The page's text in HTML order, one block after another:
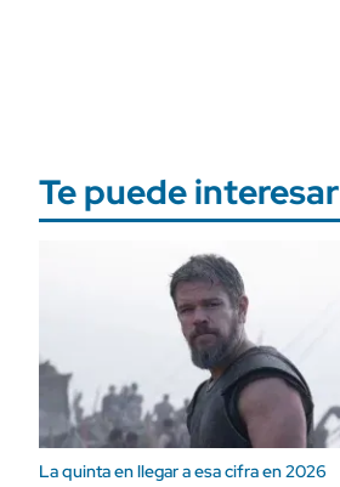
Te puede interesar
La quinta en llegar a esa cifra en 2026